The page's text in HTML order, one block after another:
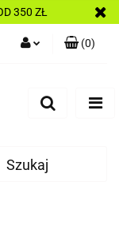
350 ZŁ
(0)
Szukaj